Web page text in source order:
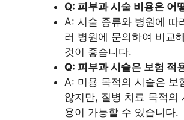
Q: 피부과 시술 비용은 어
A: 시술 종류와 병원에 따
러 병원에 문의하여 비교
것이 좋습니다.
Q: 피부과 시술은 보험 적
A: 미용 목적의 시술은 보
않지만, 질병 치료 목적의
용이 가능할 수 있습니다.